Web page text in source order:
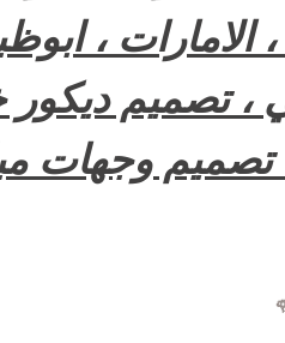
،
، تصميم
وجهات